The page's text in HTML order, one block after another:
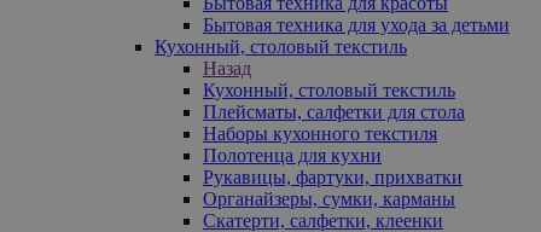
Бытовая техника для ухода за детьми
Кухонный, столовый текстиль
Назад
Кухонный, столовый текстиль
Плейсматы, салфетки для стола
Наборы кухонного текстиля
Полотенца для кухни
Рукавицы, фартуки, прихватки
Органайзеры, сумки, карманы
Скатерти, салфетки, клеенки